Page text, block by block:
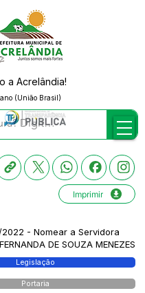
(União Brasil)
a Acrelândia!
Imprimir
- Nomear a Servidora
DE SOUZA MENEZES
Legislação
Portaria